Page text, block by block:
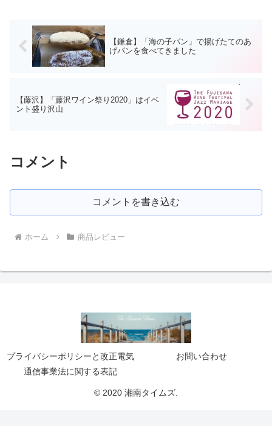
【鎌倉】「海の子パン」で揚げたてのあ
げパンを食べてきました
【藤沢】「藤沢ワイン祭り2020」はイベ
ント盛り沢山
コメント
コメントを書き込む
ホーム 商品レビュー
プライバシーポリシーと改正電気
通信事業法に関する表記
お問い合わせ
© 2020 湘南タイムズ.